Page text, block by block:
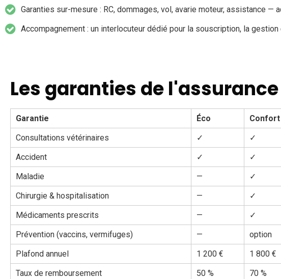
Garanties sur-mesure : RC, dommages, vol, avarie moteur, assistance —
Accompagnement : un interlocuteur dédié pour la souscription, la
Les garanties de
Garantie Éco Confort
Consultations vétérinaires
✓ ✓
Accident
✓ ✓
Maladie
— ✓
Chirurgie & hospitalisation
— ✓
Médicaments prescrits
— ✓
Prévention (vaccins, vermifuges)
— option
Plafond annuel
1 200 € 1 800 €
Taux de remboursement
50 % 70 %